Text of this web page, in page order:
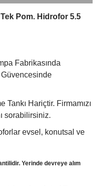
Pom. Hidrofor 5.5
Fabrikasında
Hariçtir. Firmamızı
sorabilirsiniz.
evsel, konutsal ve
Yerinde devreye alım